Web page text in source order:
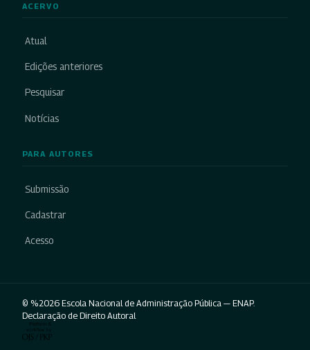
ACERVO
Atual
Edições anteriores
Pesquisar
Notícias
PARA AUTORES
Submissão
Cadastrar
Acesso
© %2026 Escola Nacional de Administração Pública — ENAP.
Declaração de Direito Autoral